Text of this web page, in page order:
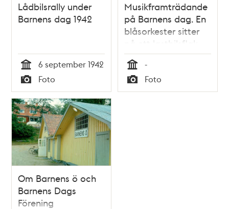
Lådbilsrally under
Barnens dag 1942
Tid
6 september 1942
Typ
Foto
Musikframträdande
på Barnens dag. En
blåsorkester sitter
på ett lastbilsflak,
som gör reklam för
Kejsarkronans
vetemjöl
Tid
-
Typ
Foto
Om Barnens ö och
Barnens Dags
Förening